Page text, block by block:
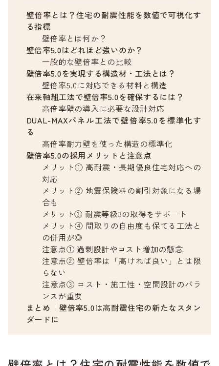
壁倍率とは？住宅の耐震性能を数値で可視化す
る指標
壁倍率とは何か？
壁倍率5.0はどれほど強いのか？
一般的な壁倍率との比較
壁倍率5.0を実現する構造材・工法とは？
壁倍率5.0に対応できる材料と構造
在来軸組工法で壁倍率5.0を確保するには？
高倍率壁の導入に必要な設計対応
DUAL-MAXパネル工法で壁倍率5.0を標準化す
る
高倍率耐力壁を使った構造の標準化
壁倍率5.0の採用メリットと注意点
メリット① 高耐震・長期優良住宅対応への
対応
メリット② 地震保険料の割引対象になる場
合も
メリット③ 耐震等級3の取得をサポート
メリット④ 間取りの自由度も保てる工法と
の併用が◎
注意点① 過剰設計やコスト増加の懸念
注意点② 壁倍率は「高ければ良い」とは限
らない
注意点③ コスト・施工性・空間設計のバラ
ンスが重要
まとめ｜壁倍率5.0は高耐震住宅の新たなスタン
ダードに